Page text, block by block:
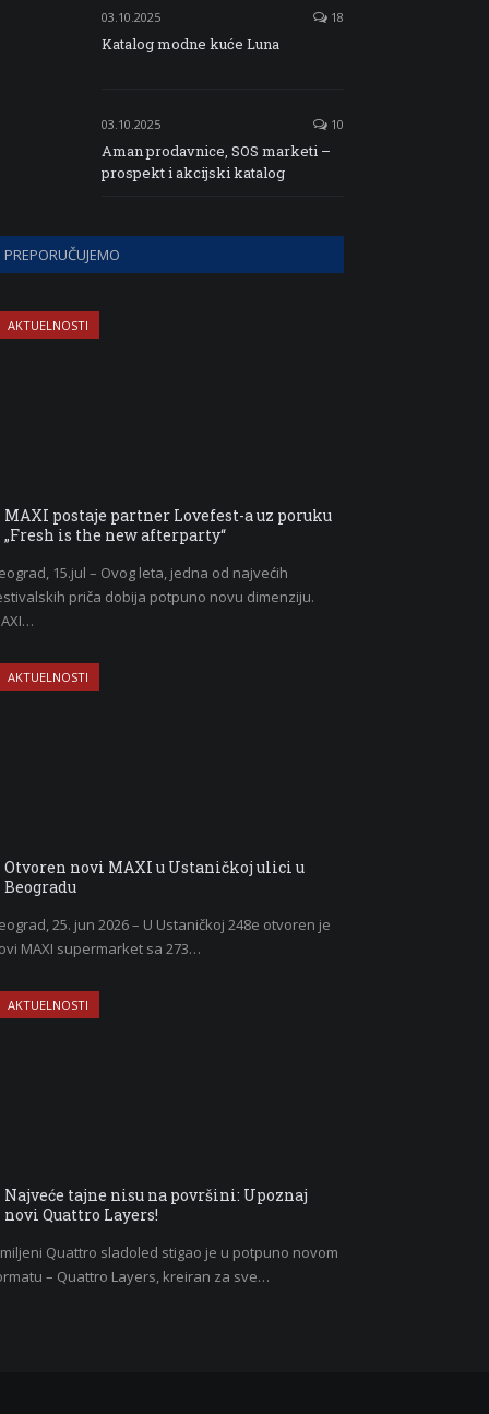
03.10.2025 18
Katalog modne kuće Luna
03.10.2025 10
Aman prodavnice, SOS marketi –
prospekt i akcijski katalog
PREPORUČUJEMO
AKTUELNOSTI
MAXI postaje partner Lovefest-a uz poruku
„Fresh is the new afterparty“
15.jul – Ovog leta, jedna od najvećih
priča dobija potpuno novu dimenziju.
AKTUELNOSTI
Otvoren novi MAXI u Ustaničkoj ulici u
Beogradu
25. jun 2026 – U Ustaničkoj 248e otvoren je
MAXI supermarket sa 273…
AKTUELNOSTI
Najveće tajne nisu na površini: Upoznaj
novi Quattro Layers!
Quattro sladoled stigao je u potpuno novom
– Quattro Layers, kreiran za sve…